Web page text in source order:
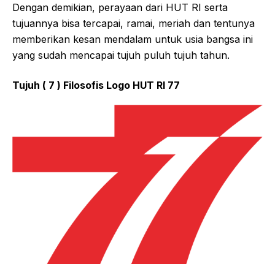
Dengan demikian, perayaan dari HUT RI serta
tujuannya bisa tercapai, ramai, meriah dan tentunya
memberikan kesan mendalam untuk usia bangsa ini
yang sudah mencapai tujuh puluh tujuh tahun.
Tujuh ( 7 ) Filosofis Logo HUT RI 77